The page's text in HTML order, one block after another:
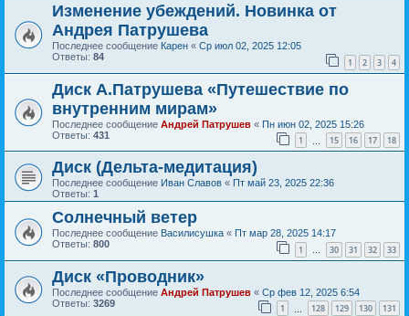
Изменение убеждений. Новинка от
Андрея Патрушева
Последнее сообщение Карен « Ср июл 02, 2025 12:05
Ответы: 84 1 2 3 4
Диск А.Патрушева «Путешествие по
внутренним мирам»
Последнее сообщение Андрей Патрушев « Пн июн 02, 2025 15:26
Ответы: 431 1 15 16 17 18
Диск (Дельта-медитация)
Последнее сообщение Иван Славов « Пт май 23, 2025 22:36
Ответы: 1
Солнечный ветер
Последнее сообщение Василисушка « Пт мар 28, 2025 14:17
Ответы: 800 1 … 30 31 32 33
Диск «Проводник»
Последнее сообщение Андрей Патрушев « Ср фев 12, 2025 6:54
Ответы: 3269 1 128 129 130 131